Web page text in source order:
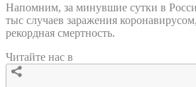
Напомним, за минувшие сутки в
тыс случаев заражения
рекордная смертность.
Читайте нас в